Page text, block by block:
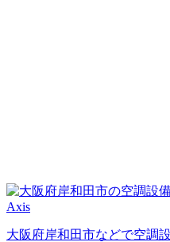
大阪府岸和田市などで空調